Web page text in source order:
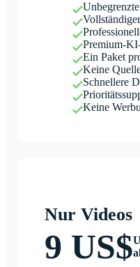
Premium-
Ein Paket
Keine
Schnellere
Keine
Nur Videos
9 US$